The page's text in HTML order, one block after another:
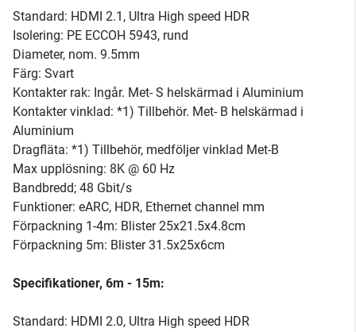
Standard: HDMI 2.1, Ultra High speed HDR
Isolering: PE ECCOH 5943, rund
Diameter, nom. 9.5mm
Färg: Svart
Kontakter rak: Ingår. Met- S helskärmad i Aluminium
Kontakter vinklad: *1) Tillbehör. Met- B helskärmad i
Aluminium
Dragfläta: *1) Tillbehör, medföljer vinklad Met-B
Max upplösning: 8K @ 60 Hz
Bandbredd; 48 Gbit/s
Funktioner: eARC, HDR, Ethernet channel mm
Förpackning 1-4m: Blister 25x21.5x4.8cm
Förpackning 5m: Blister 31.5x25x6cm
Specifikationer, 6m - 15m:
Standard: HDMI 2.0, Ultra High speed HDR